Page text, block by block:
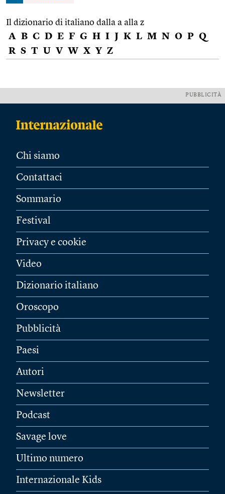
Il dizionario di italiano dalla a alla z
A B C D E F G H I J K L M N O P Q
R S T U V W X Y Z
PUBBLICITÀ
Chi siamo
Contattaci
Sommario
Festival
Privacy e cookie
Video
Dizionario italiano
Oroscopo
Pubblicità
Paesi
Autori
Newsletter
Podcast
Savage love
Ultimo numero
Internazionale Kids